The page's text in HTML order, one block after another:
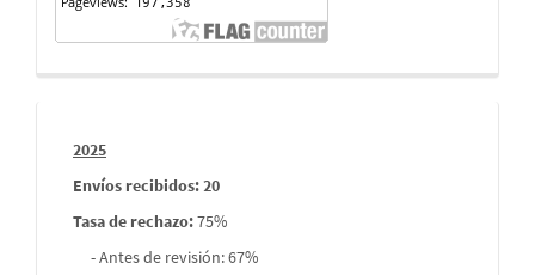
Informes
envios
2025
Envíos recibidos: 20
Tasa de rechazo:75%
- Antes de revisión: 67%